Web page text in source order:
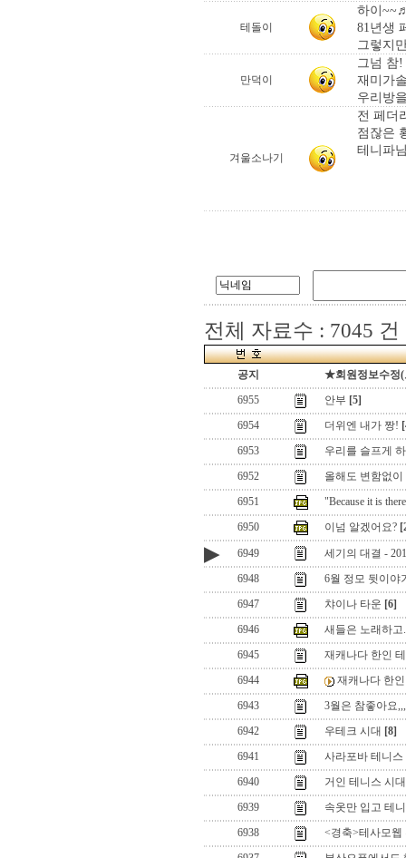
테돌이
하이
81년생
그렇지
만덕이
그넘 참!
재미가
우리방
겨울소나기
전 페더
점잖은
테니파
전체 자료수 : 7045 건
공지
★회원정보수정
6955
안부 [5]
6954
더위엔 내가 짱!
6953
우리를 슬프게
6952
올해도 변함없
6951
"Because it is
6950
이넘 알겠어요?
▶ 6949
세기의 대결 -
6948
6월 정모 뒷이야
6947
챠이나 타운 [6]
6946
새들은 노래하고
6945
재캐나다 한인
6944
재캐나다 한
6943
3월은 참좋아요,,,
6942
우테크 시대 [8]
6941
사라포바 테니스
6940
거인 테니스 시
6939
속옷만 입고 테
6938
<경축>테사모웹